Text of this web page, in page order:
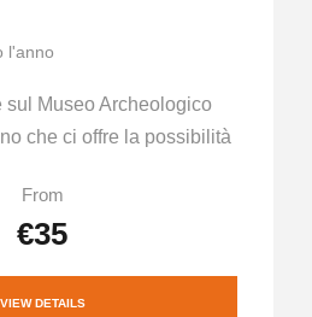
l'anno
sul Museo Archeologico
che ci offre la possibilità
From
€35
VIEW DETAILS